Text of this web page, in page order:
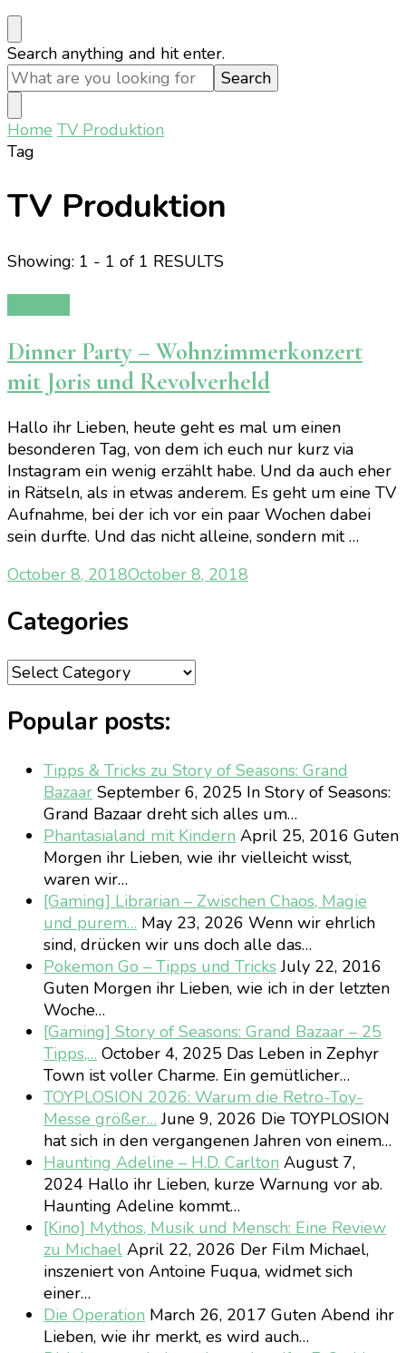
Looking
for
Something?
Search anything and hit enter.
Home TV Produktion
Tag
TV Produktion
Showing: 1 - 1 of 1 RESULTS
Dinner Party – Wohnzimmerkonzert
mit Joris und Revolverheld
Hallo ihr Lieben, heute geht es mal um einen
besonderen Tag, von dem ich euch nur kurz via
Instagram ein wenig erzählt habe. Und da auch eher
in Rätseln, als in etwas anderem. Es geht um eine TV
Aufnahme, bei der ich vor ein paar Wochen dabei
sein durfte. Und das nicht alleine, sondern mit …
October 8, 2018October 8, 2018
Categories
Categories
Popular posts:
Tipps & Tricks zu Story of Seasons: Grand
Bazaar September 6, 2025 In Story of Seasons:
Grand Bazaar dreht sich alles um…
Phantasialand mit Kindern April 25, 2016 Guten
Morgen ihr Lieben, wie ihr vielleicht wisst,
waren wir…
[Gaming] Librarian – Zwischen Chaos, Magie
und purem… May 23, 2026 Wenn wir ehrlich
sind, drücken wir uns doch alle das…
Pokemon Go – Tipps und TricksJuly 22, 2016
Guten Morgen ihr Lieben, wie ich in der letzten
Woche…
[Gaming] Story of Seasons: Grand Bazaar – 25
Tipps,… October 4, 2025 Das Leben in Zephyr
Town ist voller Charme. Ein gemütlicher…
TOYPLOSION 2026: Warum die Retro-Toy-
Messe größer… June 9, 2026 Die TOYPLOSION
hat sich in den vergangenen Jahren von einem…
Haunting Adeline – H.D. Carlton August 7,
2024 Hallo ihr Lieben, kurze Warnung vor ab.
Haunting Adeline kommt…
[Kino] Mythos, Musik und Mensch: Eine Review
zu Michael April 22, 2026 Der Film Michael,
inszeniert von Antoine Fuqua, widmet sich
einer…
Die Operation March 26, 2017 Guten Abend ihr
Lieben, wie ihr merkt, es wird auch…